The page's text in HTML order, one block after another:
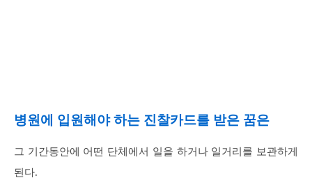
병원에 입원해야 하는 진찰카드를 받은 꿈은
그 기간동안에 어떤 단체에서 일을 하거나 일거리를 보관하게
된다.